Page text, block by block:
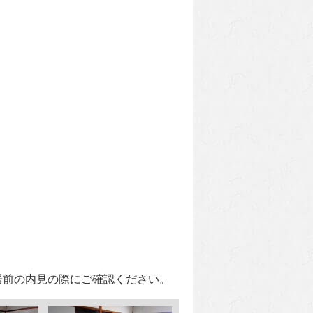
の内見の際にご確認ください。